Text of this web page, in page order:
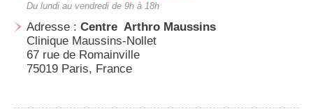
Du lundi au vendredi de 9h à 18h
Adresse : Centre Arthro Maussins
Clinique Maussins-Nollet
67 rue de Romainville
75019 Paris, France